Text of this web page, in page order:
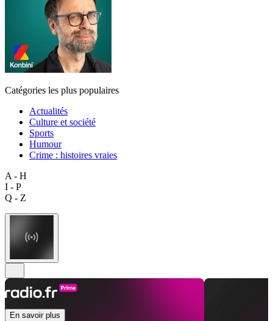
Catégories les plus populaires
Actualités
Culture et société
Sports
Humour
Crime : histoires vraies
A - H
I - P
Q - Z
En savoir plus